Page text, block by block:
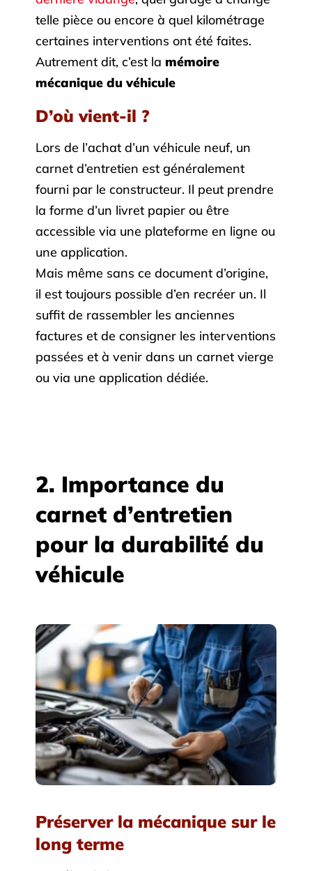
telle pièce ou encore à quel kilométrage
certaines interventions ont été faites.
Autrement dit, c’est la mémoire
mécanique du véhicule
D’où vient-il ?
Lors de l’achat d’un véhicule neuf, un
carnet d’entretien est généralement
fourni par le constructeur. Il peut prendre
la forme d’un livret papier ou être
accessible via une plateforme en ligne ou
une application.
Mais même sans ce document d’origine,
il est toujours possible d’en recréer un. Il
suffit de rassembler les anciennes
factures et de consigner les interventions
passées et à venir dans un carnet vierge
ou via une application dédiée.
2. Importance du
carnet d’entretien
pour la durabilité du
véhicule
Préserver la mécanique sur le
long terme